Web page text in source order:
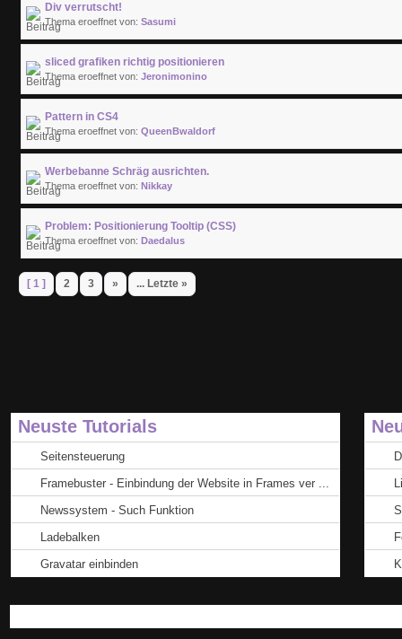
Div verrutscht!
Thema eroeffnet von: Sasumi
sliced grafiken richtig positionieren
Thema eroeffnet von: Jeronimonino
Pattern in CS4
Thema eroeffnet von: QueenBwaldorf
Werbebanne Schräg ausrichten.
Thema eroeffnet von: Nikkay
Problem: Positionierung Tooltip (CSS)
Thema eroeffnet von: Daedalus
[ 1 ] 2 3 » ... Letzte »
Neuste Tutorials
Seitensteuerung
Framebuster - Einbindung der Website in Frames ver ...
Newssystem - Such Funktion
Ladebalken
Gravatar einbinden